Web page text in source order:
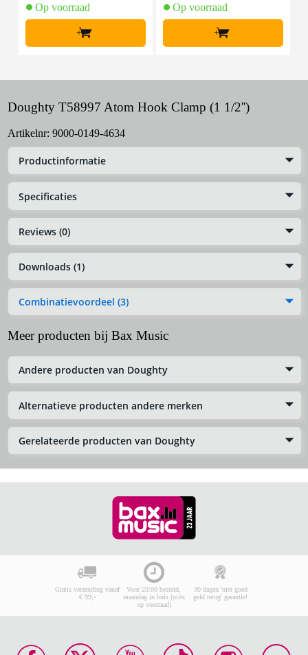
Op voorraad
+
Op voorraad
+
Doughty T58997 Atom Hook Clamp (1 1/2'')
Artikelnr: 9000-0149-4634
Productinformatie
Specificaties
Reviews (0)
Downloads (1)
Combinatievoordeel (3)
Meer producten bij Bax Music
Andere producten van Doughty
Alternatieve producten andere merken
Gerelateerde producten van Doughty
Gratis verzending vanaf
€ 99,-
Voor 23:00 besteld,
maandag in huis (mits
op voorraad)
30 dagen 'niet goed
geld terug' garantie!